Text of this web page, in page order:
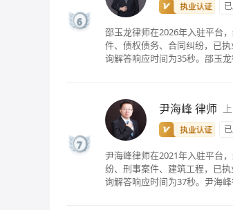
6
邵玉龙律师在2026年入驻平台
件、债权债务、合同纠纷，已
询解答响应时间为35秒。邵玉龙
7
尹海峰 律师
尹海峰律师在2021年入驻平台
纷、刑事案件、建筑工程，已
询解答响应时间为37秒。尹海峰